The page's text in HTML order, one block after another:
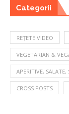
Categorii
REȚETE VIDEO
VEGETARIAN &
APERITIVE, SALATE,
CROSS POSTS